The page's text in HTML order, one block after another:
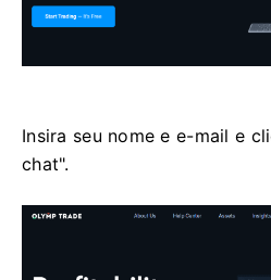
Insira seu nome e e-mail e
chat".